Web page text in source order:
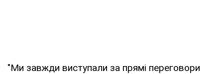
"Ми завжди виступали за прямі переговори